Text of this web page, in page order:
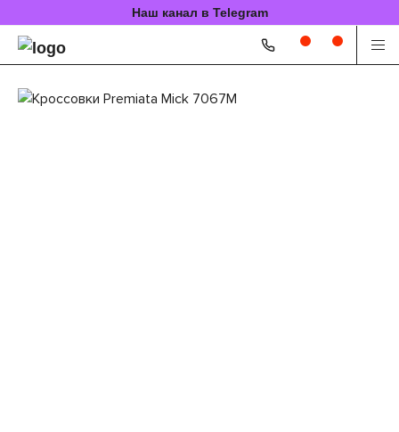
Наш канал в Telegram